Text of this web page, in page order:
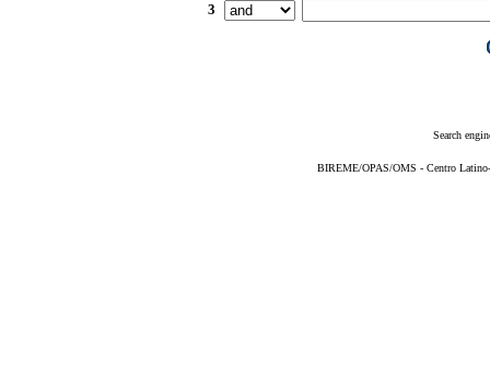
3
Search
BIREME/OPAS/OMS - Centro Latino-